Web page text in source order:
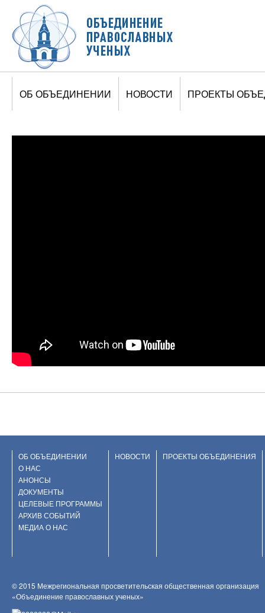
ОБ ОБЪЕДИНЕНИИ НОВОСТИ ПРОЕКТЫ
ОБ ОБЪЕДИНЕНИИ
О НАС
АНОНСЫ
ДОКУМЕНТЫ
ЦЕЛЕВЫЕ ПРОГРАММЫ
АРХИВ СОБЫТИЙ
МЕДИА О НАС
НОВОСТИ ПРОЕКТЫ ОБЪЕДИНЕНИЯ
© 2015 Межрегиональная просветительская общественная организация
«Объединение православных ученых»